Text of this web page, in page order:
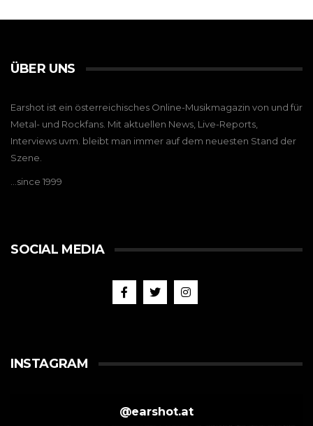
ÜBER UNS
Earshot ist ein österreichisches Online-Musikmagazin von und für
Metal- und Rockfans. Mit aktuellen News, Live-Reports,
Interviews uvm. bleibt man immer auf dem neuesten Stand der
Szene.
…since 1999
SOCIAL MEDIA
INSTAGRAM
@earshot.at